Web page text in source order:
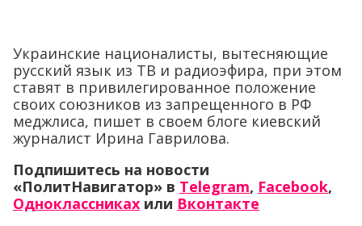
Украинские националисты, вытесняющие
русский язык из ТВ и радиоэфира, при этом
ставят в привилегированное положение
своих союзников из запрещенного в РФ
меджлиса, пишет в своем блоге киевский
журналист Ирина Гаврилова.
Подпишитесь на новости
«ПолитНавигатор» в Telegram, Facebook,
Одноклассниках или Вконтакте